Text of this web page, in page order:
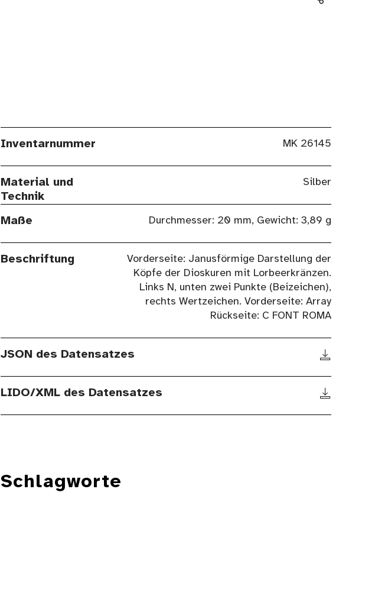
Inventarnummer MK 26145
Material und
Technik
Silber
Maße Durchmesser: 20 mm, Gewicht: 3,89 g
Beschriftung
Vorderseite: Janusförmige Darstellung der
Köpfe der Dioskuren mit Lorbeerkränzen.
Links N, unten zwei Punkte (Beizeichen),
rechts Wertzeichen. Vorderseite: Array
Rückseite: C FONT ROMA
JSON des Datensatzes
LIDO/XML des Datensatzes
Schlagworte